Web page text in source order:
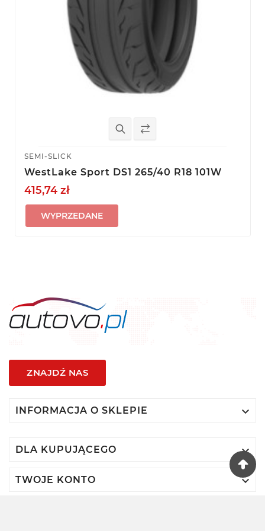
SEMI-SLICK
WestLake Sport DS1 265/40 R18 101W
415,74 zł
WYPRZEDANE
ZNAJDŹ NAS
INFORMACJA O SKLEPIE 
DLA KUPUJĄCEGO 
TWOJE KONTO 